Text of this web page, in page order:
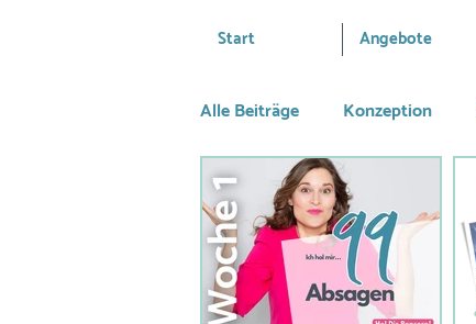
Start Angebote
Alle Beiträge Konzeption
Persönliches & Rückblicke
Business 9undNEINzig